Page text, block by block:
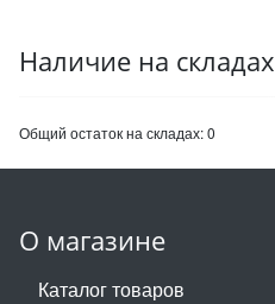
Наличие на складах
Общий остаток на складах:0
О магазине
Каталог товаров